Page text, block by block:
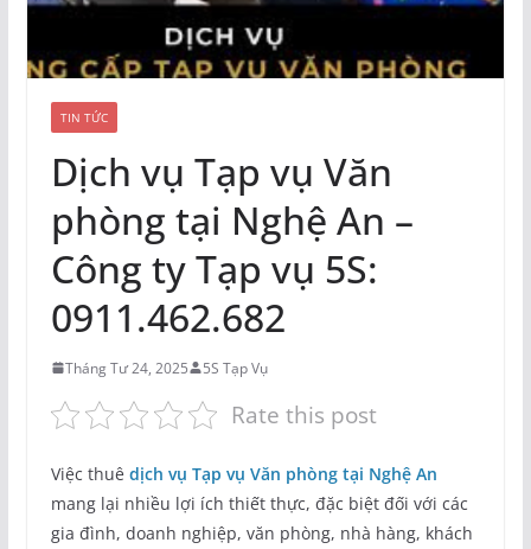
TIN TỨC
Dịch vụ Tạp vụ Văn
phòng tại Nghệ An –
Công ty Tạp vụ 5S:
0911.462.682
Tháng Tư 24, 2025 5S Tạp Vụ
Rate this post
Việc thuê dịch vụ Tạp vụ Văn phòng tại Nghệ An
mang lại nhiều lợi ích thiết thực, đặc biệt đối với các
gia đình, doanh nghiệp, văn phòng, nhà hàng, khách